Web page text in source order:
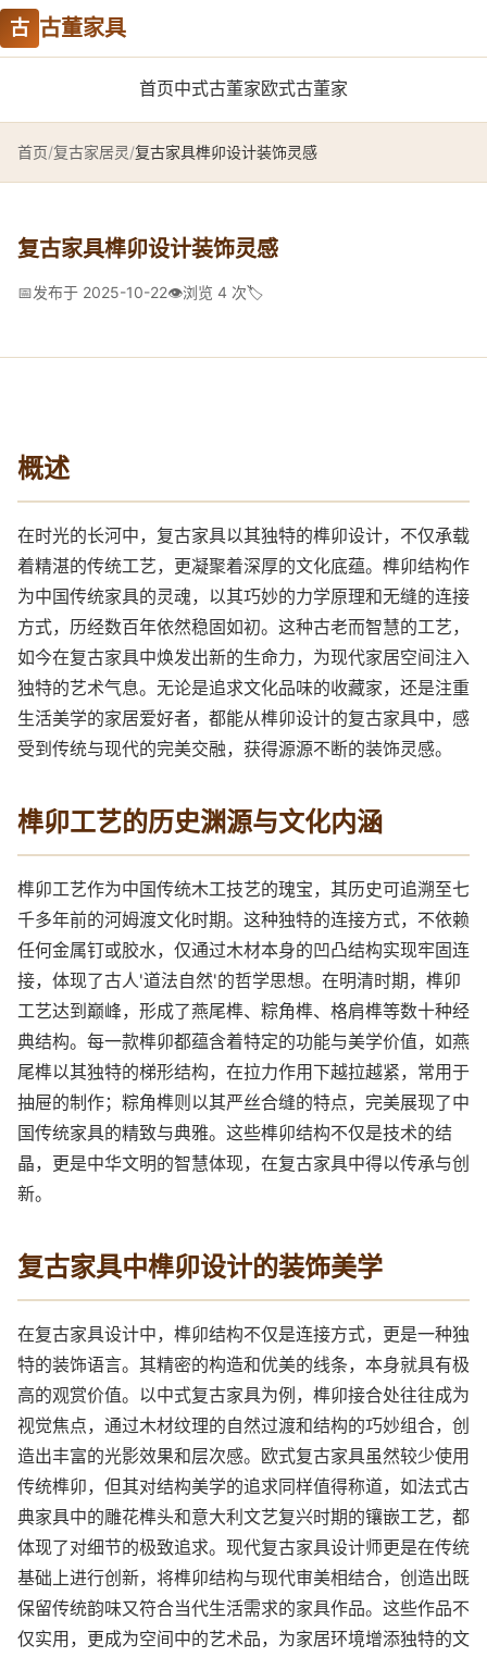
古 古董家具
首页中式古董家欧式古董家
首页/复古家居灵/复古家具榫卯设计装饰灵感
复古家具榫卯设计装饰灵感
📅发布于 2025-10-22👁️浏览 4 次🏷️
概述
在时光的长河中，复古家具以其独特的榫卯设计，不仅承载
着精湛的传统工艺，更凝聚着深厚的文化底蕴。榫卯结构作
为中国传统家具的灵魂，以其巧妙的力学原理和无缝的连接
方式，历经数百年依然稳固如初。这种古老而智慧的工艺，
如今在复古家具中焕发出新的生命力，为现代家居空间注入
独特的艺术气息。无论是追求文化品味的收藏家，还是注重
生活美学的家居爱好者，都能从榫卯设计的复古家具中，感
受到传统与现代的完美交融，获得源源不断的装饰灵感。
榫卯工艺的历史渊源与文化内涵
榫卯工艺作为中国传统木工技艺的瑰宝，其历史可追溯至七
千多年前的河姆渡文化时期。这种独特的连接方式，不依赖
任何金属钉或胶水，仅通过木材本身的凹凸结构实现牢固连
接，体现了古人'道法自然'的哲学思想。在明清时期，榫卯
工艺达到巅峰，形成了燕尾榫、粽角榫、格肩榫等数十种经
典结构。每一款榫卯都蕴含着特定的功能与美学价值，如燕
尾榫以其独特的梯形结构，在拉力作用下越拉越紧，常用于
抽屉的制作；粽角榫则以其严丝合缝的特点，完美展现了中
国传统家具的精致与典雅。这些榫卯结构不仅是技术的结
晶，更是中华文明的智慧体现，在复古家具中得以传承与创
新。
复古家具中榫卯设计的装饰美学
在复古家具设计中，榫卯结构不仅是连接方式，更是一种独
特的装饰语言。其精密的构造和优美的线条，本身就具有极
高的观赏价值。以中式复古家具为例，榫卯接合处往往成为
视觉焦点，通过木材纹理的自然过渡和结构的巧妙组合，创
造出丰富的光影效果和层次感。欧式复古家具虽然较少使用
传统榫卯，但其对结构美学的追求同样值得称道，如法式古
典家具中的雕花榫头和意大利文艺复兴时期的镶嵌工艺，都
体现了对细节的极致追求。现代复古家具设计师更是在传统
基础上进行创新，将榫卯结构与现代审美相结合，创造出既
保留传统韵味又符合当代生活需求的家具作品。这些作品不
仅实用，更成为空间中的艺术品，为家居环境增添独特的文